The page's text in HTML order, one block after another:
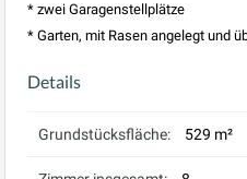
* zwei Garagenstellplätze
* Garten, mit Rasen angelegt und
Details
Grundstücksfläche: 529 m²